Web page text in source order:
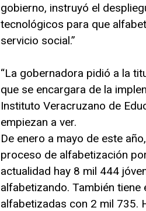
gobierno, instruyó el
tecnológicos para que
servicio social.”
“La gobernadora pidió a la
que se encargara de la
Instituto Veracruzano de
empiezan a ver.
De enero a mayo de este
proceso de alfabetización
actualidad hay 8 mil 444
alfabetizando. También
alfabetizadas con 2 mil 735.